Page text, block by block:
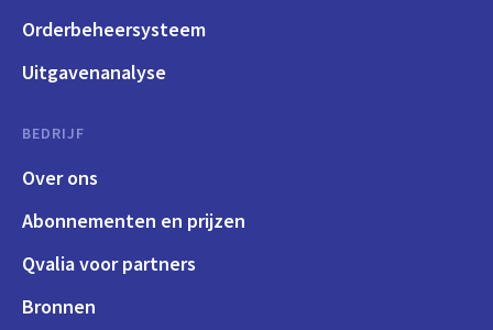
Orderbeheersysteem
Uitgavenanalyse
BEDRIJF
Over ons
Abonnementen en prijzen
Qvalia voor partners
Bronnen